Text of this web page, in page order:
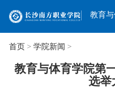
教育
首页> 学院新闻 >
教育与体育学院第
选举